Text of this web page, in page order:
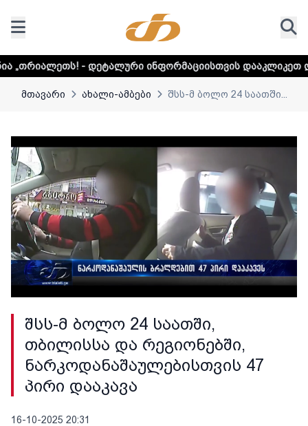
ინფორმაციისთვის დააკლიკეთ ლინკს
მთავარი ახალი-ამბები შსს-მ ბოლო 24 საათში...
შსს-მ ბოლო 24 საათში,
თბილისსა და რეგიონებში,
ნარკოდანაშაულებისთვის 47
პირი დააკავა
16-10-2025 20:31